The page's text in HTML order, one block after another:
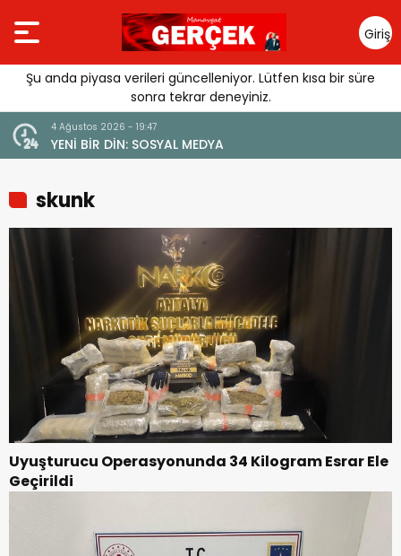
Giriş
Yap
Şu anda piyasa verileri güncelleniyor. Lütfen kısa bir süre
sonra tekrar deneyiniz.
4 Ağustos 2026 - 19:47
YENİ BİR DİN: SOSYAL MEDYA
skunk
Uyuşturucu Operasyonunda 34 Kilogram Esrar Ele
Geçirildi